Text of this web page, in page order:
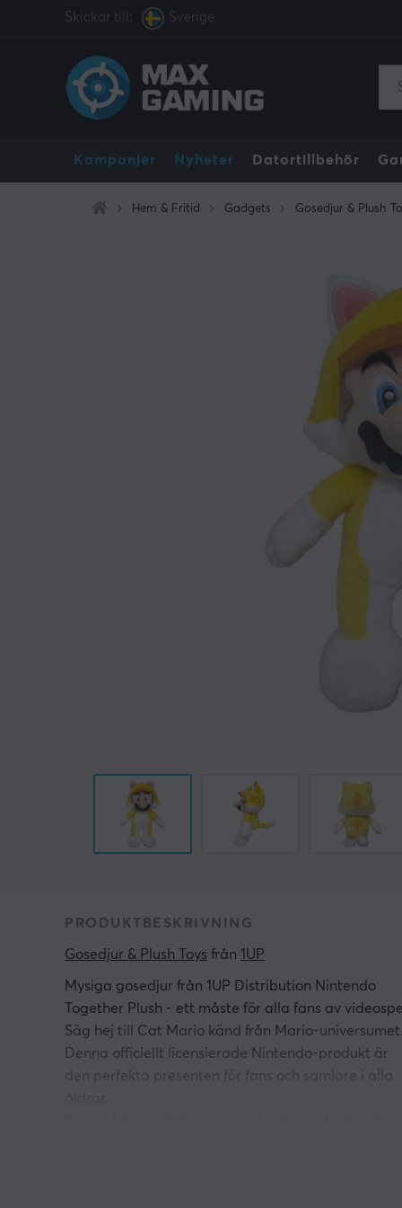
Skickar till: Sverige
Kampanjer Nyheter Datortillbehör
Hem & Fritid Gadgets Gosedjur & Plush
PRODUKTBESKRIVNING
Gosedjur & Plush Toys från 1UP
Mysiga gosedjur från 1UP Distribution Nintendo
Together Plush - ett måste för alla fans av
Säg hej till Cat Mario känd från Mario-universumet.
Denna officiellt licensierade Nintendo-produkt är
den perfekta presenten för fans och samlare i alla